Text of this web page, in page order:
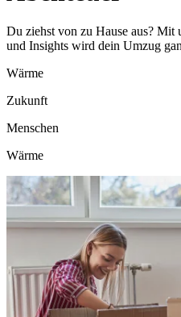
Du ziehst von zu Hause aus? Mit
und Insights wird dein Umzug
Wärme
Zukunft
Menschen
Wärme